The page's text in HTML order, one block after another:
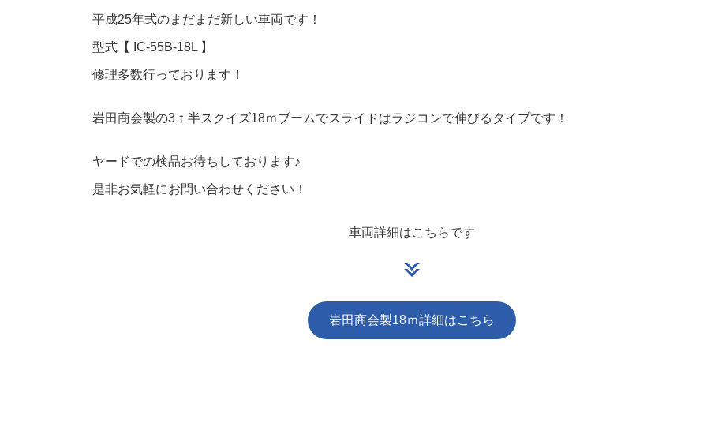
平成25年式のまだまだ新しい車両です！
型式【 IC-55B-18L 】
修理多数行っております！
岩田商会製の3ｔ半スクイズ18ｍブームでスライドはラジコンで伸びるタイプです！
ヤードでの検品お待ちしております♪
是非お気軽にお問い合わせください！
車両詳細はこちらです
岩田商会製18ｍ詳細はこちら